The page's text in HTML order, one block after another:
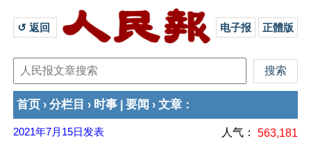
↺ 返回 电子报 正體版
首页 › 分栏目 › 时事 要闻 › 文章 ：
2021年7月15日 发表 人气： 563,181